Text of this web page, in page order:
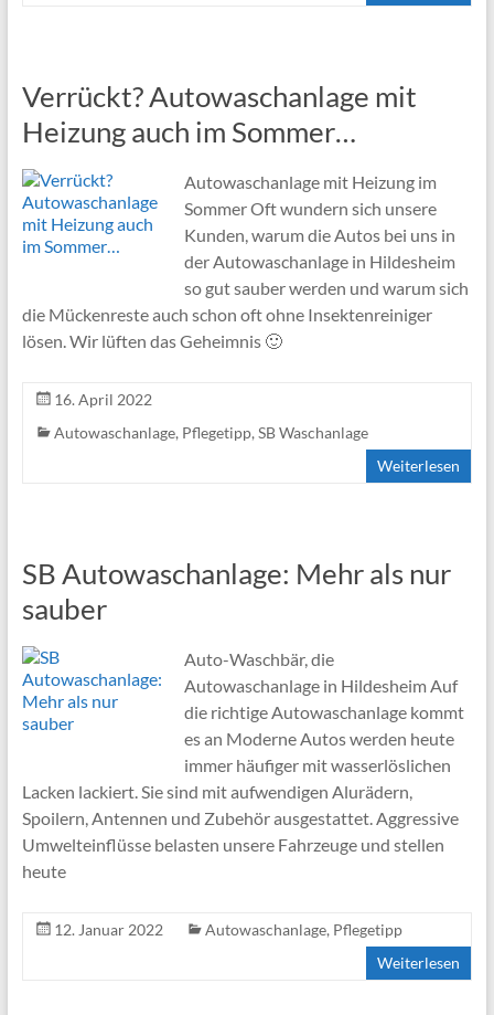
Verrückt? Autowaschanlage mit
Heizung auch im Sommer…
Autowaschanlage mit Heizung im
Sommer Oft wundern sich unsere
Kunden, warum die Autos bei uns in
der Autowaschanlage in Hildesheim
so gut sauber werden und warum sich
die Mückenreste auch schon oft ohne Insektenreiniger
lösen. Wir lüften das Geheimnis 🙂
16. April 2022
Autowaschanlage, Pflegetipp, SB Waschanlage
Weiterlesen
SB Autowaschanlage: Mehr als nur
sauber
Auto-Waschbär, die
Autowaschanlage in Hildesheim Auf
die richtige Autowaschanlage kommt
es an Moderne Autos werden heute
immer häufiger mit wasserlöslichen
Lacken lackiert. Sie sind mit aufwendigen Alurädern,
Spoilern, Antennen und Zubehör ausgestattet. Aggressive
Umwelteinflüsse belasten unsere Fahrzeuge und stellen
heute
12. Januar 2022 Autowaschanlage, Pflegetipp
Weiterlesen